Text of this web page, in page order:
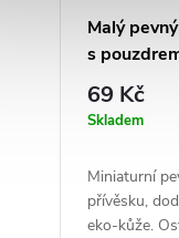
Malý
s
69 Kč
Skladem
Miniaturní
přívěsku,
eko-kůže.